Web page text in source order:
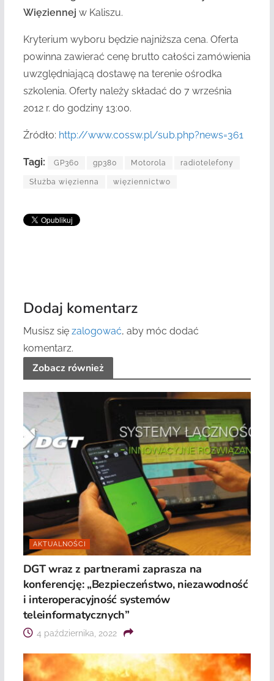
Więziennej w Kaliszu.
Kryterium wyboru będzie najniższa cena. Oferta
powinna zawierać cenę brutto całości zamówienia
uwzględniającą dostawę na terenie ośrodka
szkolenia. Oferty należy składać do 7 września
2012 r. do godziny 13:00.
Źródło: http://www.cossw.pl/sub.php?news=361
Tagi: GP360 gp380 Motorola radiotelefony
Służba więzienna więziennictwo
Dodaj komentarz
Musisz się zalogować, aby móc dodać
komentarz.
Zobacz również
AKTUALNOŚCI
DGT wraz z partnerami zaprasza na
konferencję: „Bezpieczeństwo, niezawodność
i interoperacyjność systemów
teleinformatycznych”
4 października, 2022